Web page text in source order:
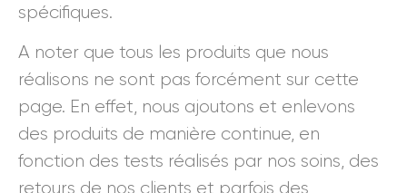
spécifiques.
A noter que tous les produits que nous
réalisons ne sont pas forcément sur cette
page. En effet, nous ajoutons et enlevons
des produits de manière continue, en
fonction des tests réalisés par nos soins, des
retours de nos clients et parfois des